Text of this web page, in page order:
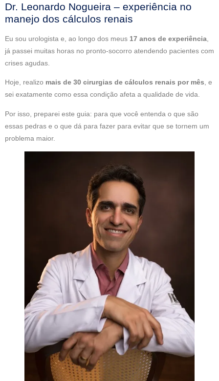
Dr. Leonardo Nogueira – experiência no
manejo dos cálculos renais
Eu sou urologista e, ao longo dos meus 17 anos de experiência
já passei muitas horas no pronto-socorro atendendo pacientes com
crises agudas.
Hoje, realizo mais de 30 cirurgias de cálculos renais por mês , e
sei exatamente como essa condição afeta a qualidade de vida.
Por isso, preparei este guia: para que você entenda o que são
essas pedras e o que dá para fazer para evitar que se tornem um
problema maior.